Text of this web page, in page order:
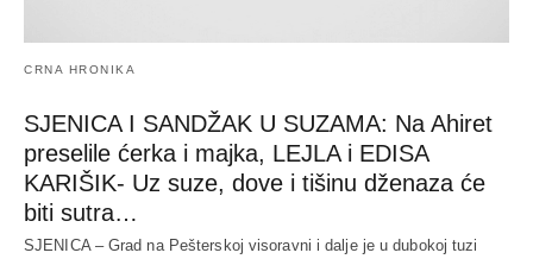
CRNA HRONIKA
SJENICA I SANDŽAK U SUZAMA: Na Ahiret
preselile ćerka i majka, LEJLA i EDISA
KARIŠIK- Uz suze, dove i tišinu dženaza će
biti sutra…
SJENICA – Grad na Pešterskoj visoravni i dalje je u dubokoj tuzi